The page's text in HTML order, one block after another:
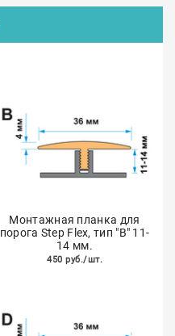
Монтажная планка для
порога Step Flex, тип "B" 11-
14 мм.
450 руб./шт.